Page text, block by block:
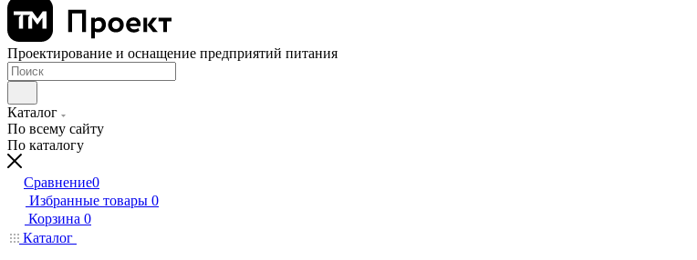
Проектирование и оснащение предприятий питания
Каталог
По всему сайту
По каталогу
Сравнение0
Избранные товары 0
Корзина 0
Каталог